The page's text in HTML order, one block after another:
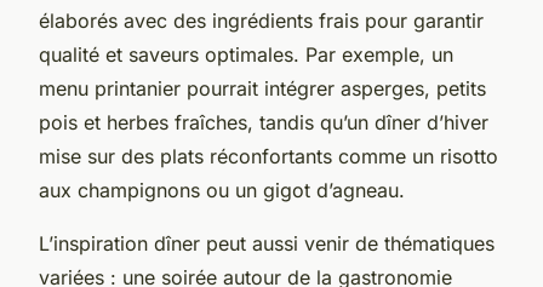
élaborés avec des ingrédients frais pour garantir
qualité et saveurs optimales. Par exemple, un
menu printanier pourrait intégrer asperges, petits
pois et herbes fraîches, tandis qu’un dîner d’hiver
mise sur des plats réconfortants comme un risotto
aux champignons ou un gigot d’agneau.
L’inspiration dîner peut aussi venir de thématiques
variées : une soirée autour de la gastronomie